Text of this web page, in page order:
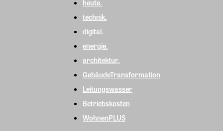
heute.
technik.
digital.
energie.
architektur.
GebäudeTransformation
Leitungswasser
Betriebskosten
WohnenPLUS